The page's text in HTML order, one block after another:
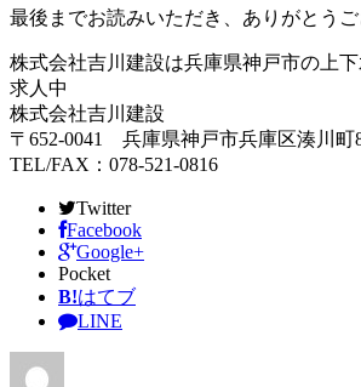
最後までお読みいただき、ありがとうご
株式会社吉川建設は兵庫県神戸市の上下
求人中
株式会社吉川建設
〒652-0041 兵庫県神戸市兵庫区湊川町
TEL/FAX：078-521-0816
Twitter
Facebook
Google+
Pocket
B!はてブ
LINE